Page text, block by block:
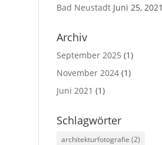
Bad Neustadt Juni 25, 2021
Archiv
September 2025 (1)
November 2024 (1)
Juni 2021 (1)
Schlagwörter
architekturfotografie (2)